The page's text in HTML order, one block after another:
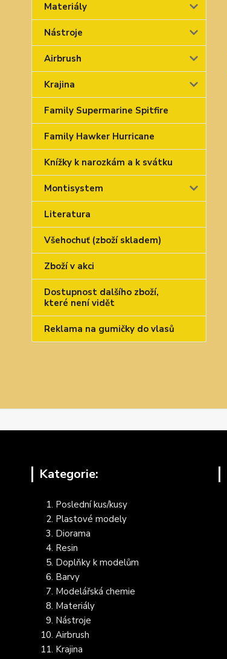
Materiály
Nástroje
Airbrush
Krajina
Family Supermarine Spitfire
Family Hawker Hurricane
Knížky k narozkám a k svátku
Montisystem
Literatura
Všehochuť (zboží skladem)
Zboží v akci
Dostupnost dalšího zboží,
které není vidět
Reklama na gumičky do vlasů
Kategorie:
Poslední kus/kusy
Plastové modely
Diorama
Resin
Doplňky k modelům
Barvy
Modelářská chemie
Materiály
Nástroje
Airbrush
Krajina